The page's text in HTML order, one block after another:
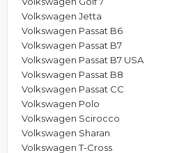
Volkswagen Jetta
Volkswagen Passat B6
Volkswagen Passat B7
Volkswagen Passat B7 USA
Volkswagen Passat B8
Volkswagen Passat CC
Volkswagen Polo
Volkswagen Scirocco
Volkswagen Sharan
Volkswagen T-Cross